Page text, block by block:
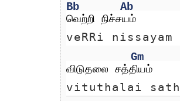
Bb
Ab
வெற்றி நிச்சயம்
veRRi nissayam
Gm
விடுதலை சத்தியம்
vituthalai